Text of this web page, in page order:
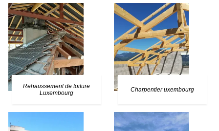
Rehaussement de toiture
Luxembourg
Charpentier uxembourg